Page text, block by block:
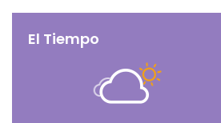
El Tiempo